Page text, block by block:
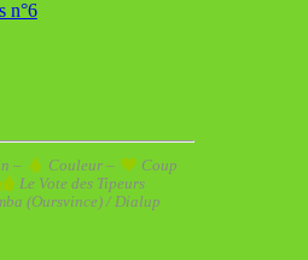
– Couleur –
Coup
Le Vote des Tipeurs
(Oursvince)/Dialup